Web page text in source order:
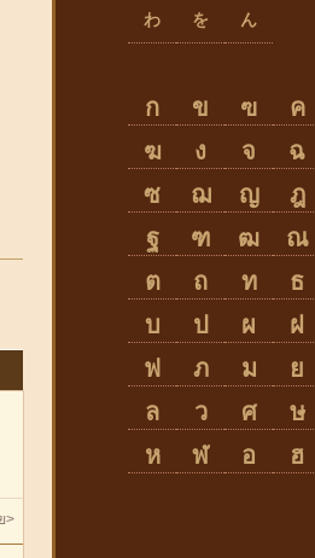
>
わ を ん
ก ข ฃ ค
ฆ
ง จ ฉ
ซ
ฌ ญ ฎ
ฐ
ฑ ฒ ณ
ต
ถ ท ธ
บ
ป ผ ฝ
ฟ
ภ ม ย
ล
ว ศ ษ
ห
ฬ อ ฮ